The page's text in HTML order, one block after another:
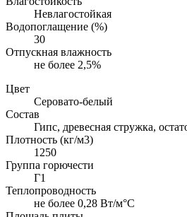
Невлагостойкая
Водопоглащение (%)
30
Отпускная влажность
не более 2,5%
Цвет
Серовато-белый
Состав
Гипс, древесная стружка,
Плотность (кг/м3)
1250
Группа горючести
Г1
Теплопроводность
не более 0,28 Вт/м°С